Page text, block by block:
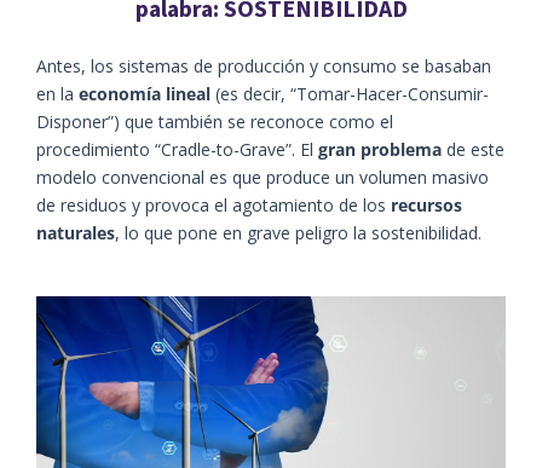
palabra: SOSTENIBILIDAD
Antes, los sistemas de producción y consumo se basaban
en la economía lineal (es decir, “Tomar-Hacer-Consumir-
Disponer”) que también se reconoce como el
procedimiento “Cradle-to-Grave”. El gran problema de este
modelo convencional es que produce un volumen masivo
de residuos y provoca el agotamiento de los recursos
naturales, lo que pone en grave peligro la sostenibilidad.